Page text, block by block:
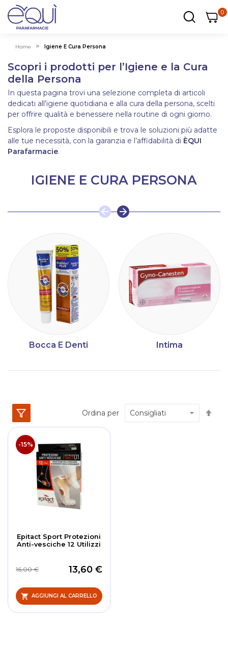
00
Home Igiene E Cura Persona
Scopri i prodotti per l’Igiene e la Cura
della Persona
In questa pagina trovi una selezione completa di articoli
dedicati all’igiene quotidiana e alla cura della persona, scelti
per offrire qualità e benessere nella routine di ogni giorno.
Esplora le proposte disponibili e trova le soluzioni più adatte
alle tue necessità, con la garanzia e l’affidabilità di ÈQUI
Parafarmacie.
IGIENE E CURA PERSONA
Bocca E Denti Intima
Ordina per
-15%
Epitact Sport Protezioni
Anti-vesciche 12 Utilizzi
13,60 €
16,00 €
AGGIUNGI AL CARRELLO